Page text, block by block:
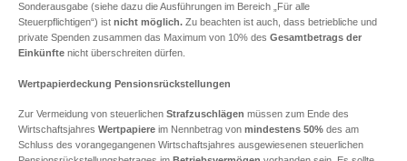
Sonderausgabe (siehe dazu die Ausführungen im Bereich „Für alle
Steuerpflichtigen“) ist nicht möglich. Zu beachten ist auch, dass betriebliche und
private Spenden zusammen das Maximum von 10% des Gesamtbetrags der
Einkünfte nicht überschreiten dürfen.
Wertpapierdeckung Pensionsrückstellungen
Zur Vermeidung von steuerlichen Strafzuschlägen müssen zum Ende des
Wirtschaftsjahres Wertpapiere im Nennbetrag von mindestens 50% des am
Schluss des vorangegangenen Wirtschaftsjahres ausgewiesenen steuerlichen